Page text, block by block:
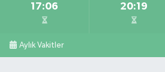
17:06 20:19
Aylık Vakitler